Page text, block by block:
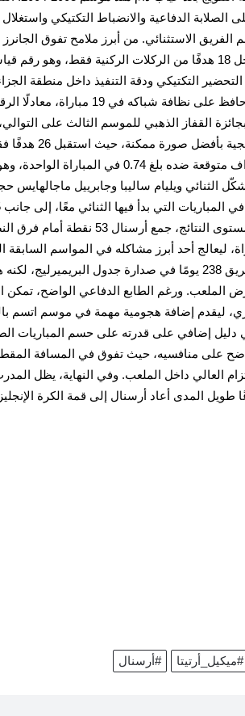
الصلابة الدفاعية والانضباط التكتيكي
الفريق الاستثنائي. من أبرز ملامح تفوق
الكرات الثابتة، حيث سجل 18 هدفًا من الركلات الركنية
التكتيكي ودقة التنفيذ داخل منطقة
رايا تألقه اللافت، بعدما حافظ
القفاز الذهبي للموسم الثالث على
دفاعيًا، فقد
المسابقة، مع معدل أهداف متوقعة ضده
الثنائي ويليام ساليبا وجابرييل
من أصل 19 مباراة، ليعالج أحد أبرز مشاكله في المواسم
كما قضى الفريق 238 يومًا في صدارة جدول
الملعب.
ليقدم إضافة هجومية مهمة في موسم اتسم
العالي داخل الملعب. وفي النهاية، يظل
طويل المدى أعاد أرسنال إلى قمة الكرة
#أرسنال #ميكيل_أرتيتا